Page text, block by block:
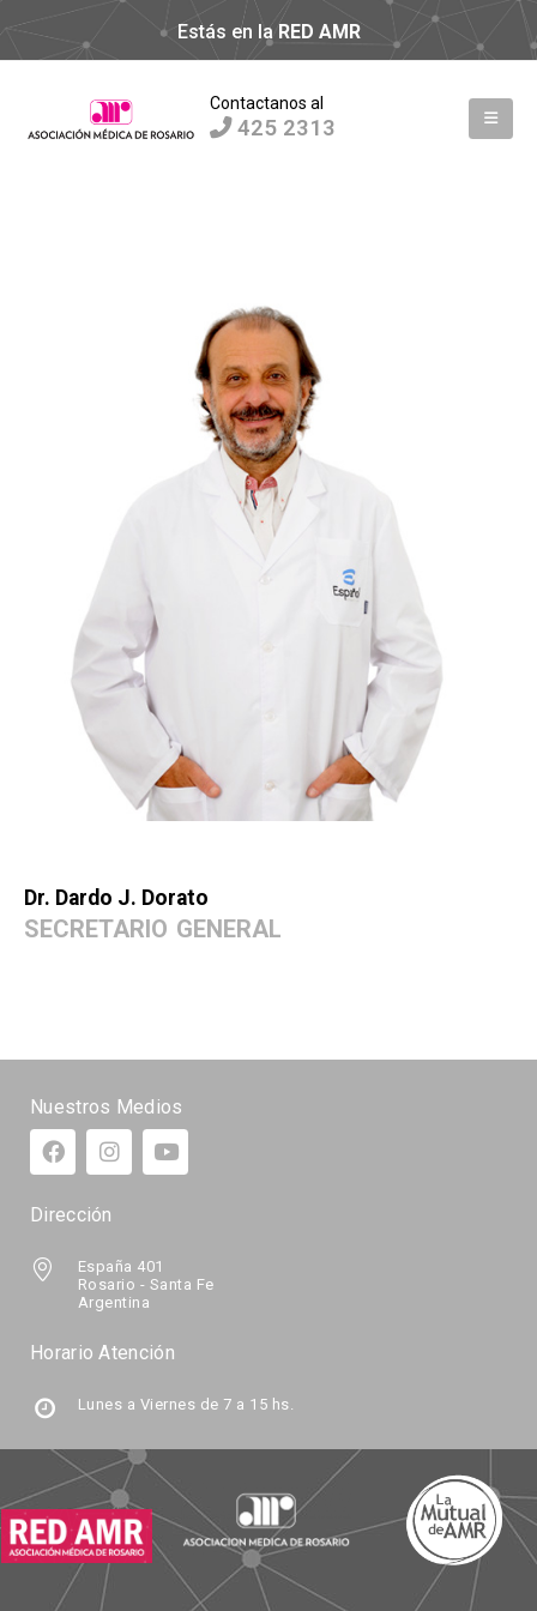
Estás en la RED AMR
Contactanos al
425 2313
Dr. Dardo J. Dorato
SECRETARIO GENERAL
Nuestros Medios
Dirección
España 401
Rosario - Santa Fe
Argentina
Horario Atención
Lunes a Viernes de 7 a 15 hs.